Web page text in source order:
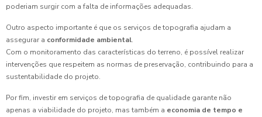
poderiam surgir com a falta de informações adequadas.
Outro aspecto importante é que os serviços de topografia ajudam a
assegurar a conformidade ambiental.
Com o monitoramento das características do terreno, é possível realizar
intervenções que respeitem as normas de preservação, contribuindo para a
sustentabilidade do projeto.
Por fim, investir em serviços de topografia de qualidade garante não
apenas a viabilidade do projeto, mas também a economia de tempo e